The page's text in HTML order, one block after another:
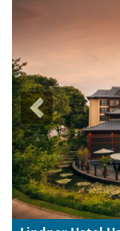
Previous